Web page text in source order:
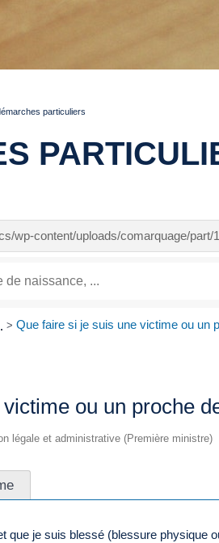
particuliers
wp-content/uploads/comarquage/part/
> Que faire si je suis une victime ou un
ou un proche
légale et administrative (Première ministre)
que je suis blessé (blessure